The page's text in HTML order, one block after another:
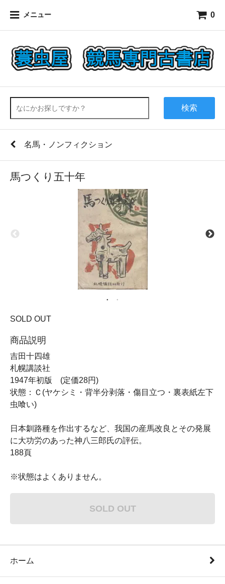
メニュー 0
検索
名馬・ノンフィクション
馬つくり五十年
SOLD OUT
商品説明
吉田十四雄
札幌講談社
1947年初版 (定価28円)
状態：Ｃ(ヤケシミ・背半分剥落・傷目立つ・裏表紙左下
虫喰い)
日本釧路種を作出するなど、我国の産馬改良とその発展
に大功労のあった神八三郎氏の評伝。
188頁
※状態はよくありません。
SOLD OUT
ホーム